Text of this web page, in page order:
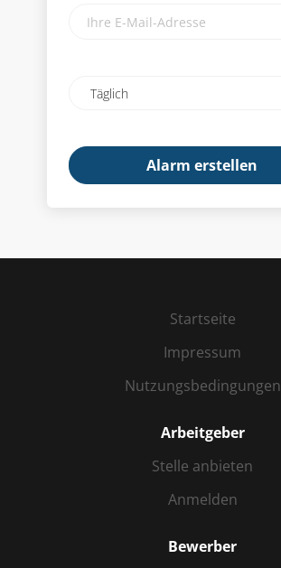
frequency
Startseite
Impressum
Nutzungsbedingungen
Arbeitgeber
Stelle anbieten
Anmelden
Bewerber